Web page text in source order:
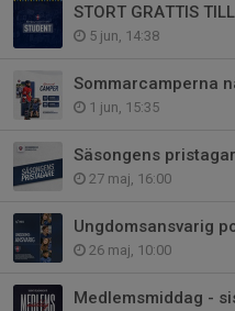
STORT GRATTIS
5 jun, 14:38
Sommarcamperna
1 jun, 15:35
Säsongens
27 maj, 16:00
Ungdomsansvarig
26 maj, 10:00
Medlemsmiddag -